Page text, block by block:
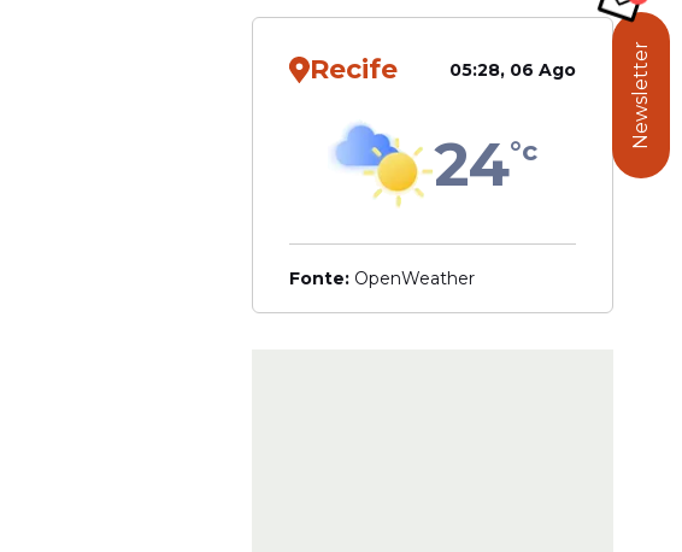
e aos familiares.
vivo, como vocês
Recife 05:28, 06 Ago
24°c
Fonte: OpenWeather
Newsletter